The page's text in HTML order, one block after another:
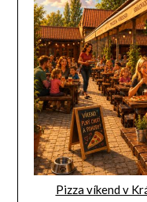
Pizza víkend v